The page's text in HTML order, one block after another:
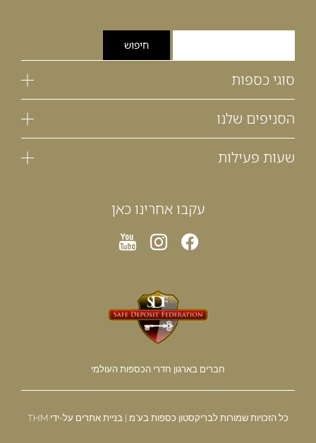
סוגי כספות
הסניפים שלנו
שעות פעילות
עקבו אחרינו כאן
חברים בארגון חדרי הכספות העולמי
כל הזכויות שמורות לבריקסטון כספות בע"מ | בניית אתרים על-ידי THM